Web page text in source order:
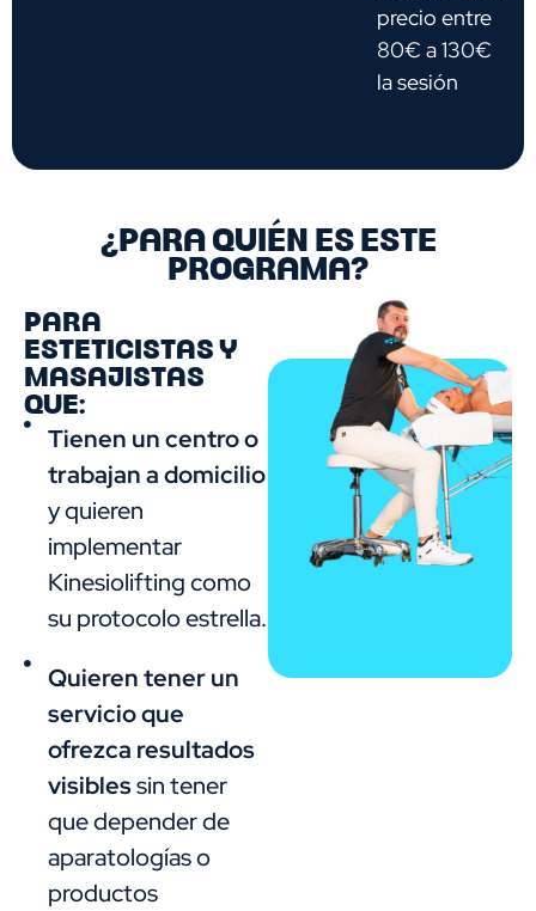
precio entre
80€ a 130€
la sesión​
¿PARA QUIÉN ES ESTE
PROGRAMA?
PARA
ESTETICISTAS Y
MASAJISTAS
QUE:
Tienen un centro o
trabajan a domicilio
y quieren
implementar
Kinesiolifting como
su protocolo estrella.
Quieren tener un
servicio que
ofrezca resultados
visiblessin tener
que depender de
aparatologías o
productos